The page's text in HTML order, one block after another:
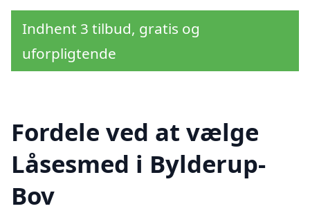
Indhent 3 tilbud, gratis og
uforpligtende
Fordele ved at vælge
Låsesmed i Bylderup-
Bov